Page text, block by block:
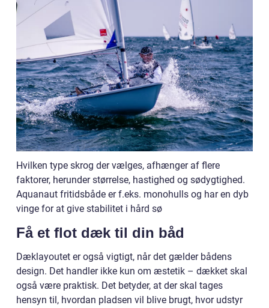
Hvilken type skrog der vælges, afhænger af flere
faktorer, herunder størrelse, hastighed og sødygtighed.
Aquanaut fritidsbåde er f.eks. monohulls og har en dyb
vinge for at give stabilitet i hård sø
Få et flot dæk til din båd
Dæklayoutet er også vigtigt, når det gælder bådens
design. Det handler ikke kun om æstetik – dækket skal
også være praktisk. Det betyder, at der skal tages
hensyn til, hvordan pladsen vil blive brugt, hvor udstyr